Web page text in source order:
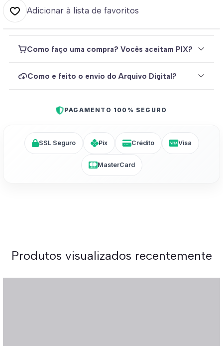
Adicionar à lista de favoritos
Como faço uma compra? Vocês aceitam PIX?
Como e feito o envio do Arquivo Digital?
PAGAMENTO 100% SEGURO
SSL Seguro Pix Crédito Visa
MasterCard
Produtos visualizados recentemente